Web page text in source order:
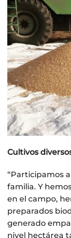
Cultivos
“Participamos
familia. Y
en el campo,
preparados
generado
nivel hectárea